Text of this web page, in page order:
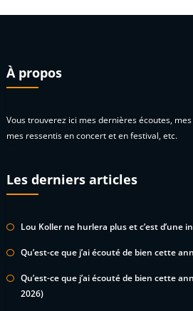
À propos
Vous trouverez ici mes dernières écoutes,
mes ressentis en concert et en festival, etc.
Les derniers articles
Lou Koller ne hurlera plus et c’est d’une
Qu’est-ce que j’ai écouté de bien cette
Qu’est-ce que j’ai écouté de bien cette
2026)